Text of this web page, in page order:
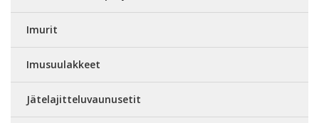
Imurit
Imusuulakkeet
Jätelajitteluvaunusetit